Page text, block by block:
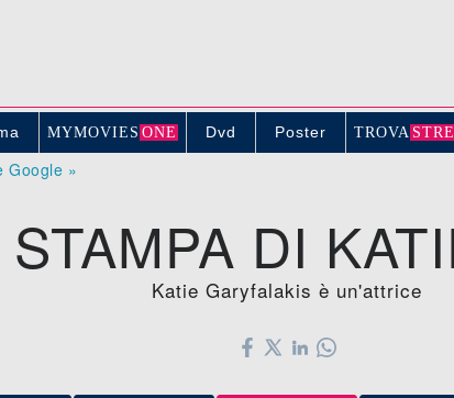
MYMOVIE S ONE Dvd Poster TROVA
Google »
DI
Katie Garyfalakis è un'attrice